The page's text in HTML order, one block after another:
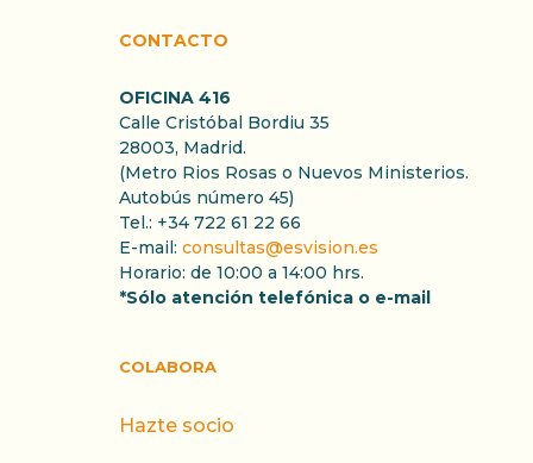
CONTACTO
OFICINA 416
Calle Cristóbal Bordiu 35
28003, Madrid.
(Metro Rios Rosas o Nuevos Ministerios.
Autobús número 45)
Tel.: +34 722 61 22 66
E-mail: consultas@esvision.es
Horario: de 10:00 a 14:00 hrs.
*Sólo atención telefónica o e-mail
COLABORA
Hazte socio